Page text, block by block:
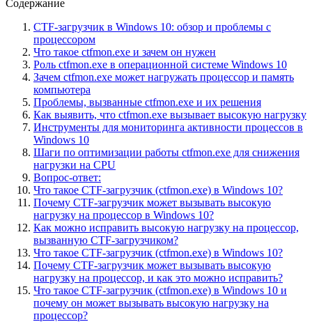
Содержание
CTF-загрузчик в Windows 10: обзор и проблемы с
процессором
Что такое ctfmon.exe и зачем он нужен
Роль ctfmon.exe в операционной системе Windows 10
Зачем ctfmon.exe может нагружать процессор и память
компьютера
Проблемы, вызванные ctfmon.exe и их решения
Как выявить, что ctfmon.exe вызывает высокую нагрузку
Инструменты для мониторинга активности процессов в
Windows 10
Шаги по оптимизации работы ctfmon.exe для снижения
нагрузки на CPU
Вопрос-ответ:
Что такое CTF-загрузчик (ctfmon.exe) в Windows 10?
Почему CTF-загрузчик может вызывать высокую
нагрузку на процессор в Windows 10?
Как можно исправить высокую нагрузку на процессор,
вызванную CTF-загрузчиком?
Что такое CTF-загрузчик (ctfmon.exe) в Windows 10?
Почему CTF-загрузчик может вызывать высокую
нагрузку на процессор, и как это можно исправить?
Что такое CTF-загрузчик (ctfmon.exe) в Windows 10 и
почему он может вызывать высокую нагрузку на
процессор?